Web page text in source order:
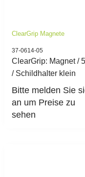
ClearGrip Magnete
37-0614-05
ClearGrip: Magnet /
/ Schildhalter klein
Bitte melden Sie
an um Preise zu
sehen